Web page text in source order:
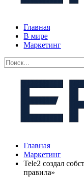
Главная
В мире
Маркетинг
Главная
Маркетинг
Tele2 создал
правила»